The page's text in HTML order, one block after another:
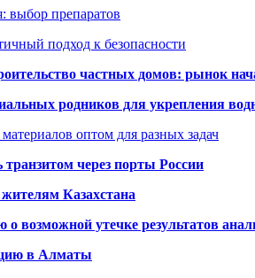
выбор препаратов
подход к безопасности
частных домов: рынок
родников для укрепления
оптом для разных задач
транзитом через порты России
Казахстана
возможной утечке результатов
в Алматы